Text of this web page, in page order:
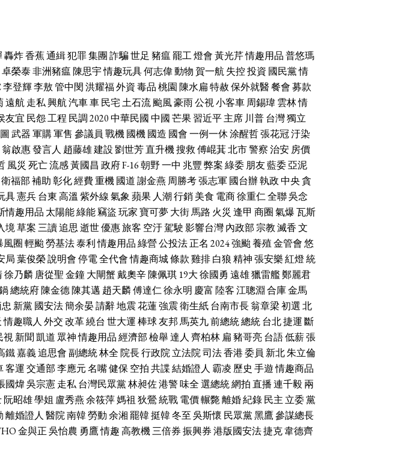
轟炸香蕉通緝犯罪集團詐騙世足 豬瘟罷工燈會黃光芹情趣用品普悠瑪
卓榮泰非洲豬瘟陳思宇情趣玩具何志偉動物賀一航失控投資 國民黨情
李登輝李敖管中閔洪耀福外資毒品桃園陳水扁特赦保外就醫餐會募款
遠航走私興航汽車車民宅土石流颱風豪雨公視小客車周錫瑋雲林情
友宜 民怨工程 民調2020中華民國中國芒果習近平主席 川普台灣獨立
武器軍購軍售 參議員 戰機國機國造 國會一例一休涂醒哲張花冠汙染
翁啟惠發言人 趙藤雄建設劉世芳直升機搜救傅崐萁北市警察治安房價
風災 死亡流感黃國昌 政府F-16朝野一中 兆豐弊案綠委朋友藍委亞泥
衛福部補助彰化經費重機國道謝金燕 周勝考張志軍國台辦執政中央貪
具憲兵台東高溫 紫外線氣象蘋果 人潮行銷美食 電商徐重仁全聯吳念
情趣用品 太陽能綠能竊盜玩家寶可夢大街馬路 火災 逢甲 商圈氣爆瓦斯
境草案三讀追思逝世優惠旅客 空汙駕駛影響台灣內政部宗教滅香文
風圈輕颱勞基法泰利情趣用品綠營公投法正名 2024強颱養殖金管會悠
局葉俊榮說明會停電全代會情趣商城條款雞排白狼精神張安樂紅燈統
徐乃麟唐從聖金鐘大閘蟹戴奧辛陳佩琪 19大徐國勇 遠雄獵雷艦鄭麗君
總統府陳金德陳其邁 趙天麟傅達仁徐永明 慶富 陸客江聰淵 合庫金馬
新黨國安法簡余晏請辭地震花蓮強震衛生紙台南市長翁章梁初選北
情趣職人 外交改革繞台 世大運棒球友邦馬英九前總統總統台北捷運 斷
視新聞 凱道 眾神情趣用品經濟部檢舉達人 齊柏林 扁豬哥亮台語低薪張
鐵嘉義追思會副總統林全 院長行政院立法院司法香港委員 新北朱立倫
客運交通部李應元名嘴健保空拍共諜結婚證人 霸凌 歷史 手遊情趣商品
國煒吳宗憲走私台灣民眾黨林昶佐港警味全選總統網拍直播連千毅兩
阮昭雄學姐 盧秀燕余筱萍媽祖 狄鶯統戰電價輾斃離婚紀錄民主 立委黨
離婚證人 醫院南韓勞動余湘罷韓挺韓冬至吳斯懷 民眾黨黑鷹參謀總長
金與正吳怡農 勇鷹情趣高教機三倍券振興券港版國安法捷克韋德齊